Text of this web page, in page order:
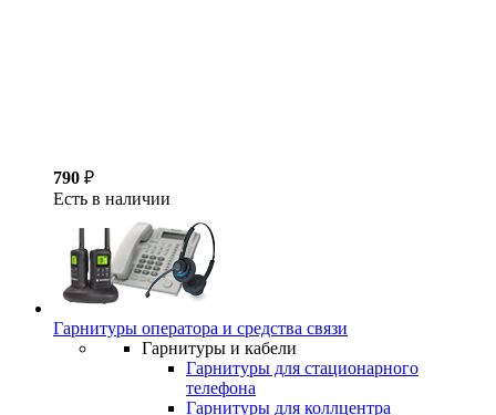
790 ₽
Есть в наличии
Гарнитуры оператора и средства связи
Гарнитуры и кабели
Гарнитуры для стационарного
телефона
Гарнитуры для коллцентра